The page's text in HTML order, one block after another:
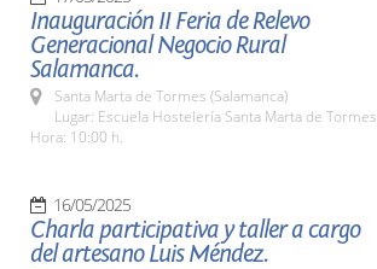
Inauguración II Feria de Relevo
Generacional Negocio Rural
Salamanca.
Santa Marta de Tormes (Salamanca)
Lugar: Escuela Hostelería Santa Marta de Tormes
Hora: 10:00 h.
16/05/2025
Charla participativa y taller a cargo
del artesano Luis Méndez.